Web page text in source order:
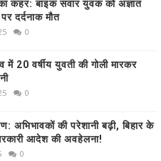
कहर: बाइक सवार युवक को अज्ञात
दर्दनाक मौत
0
में 20 वर्षीय युवती की गोली मारकर
0
अभिभावकों की परेशानी बढ़ी, बिहार के
आदेश की अवहेलना!
0